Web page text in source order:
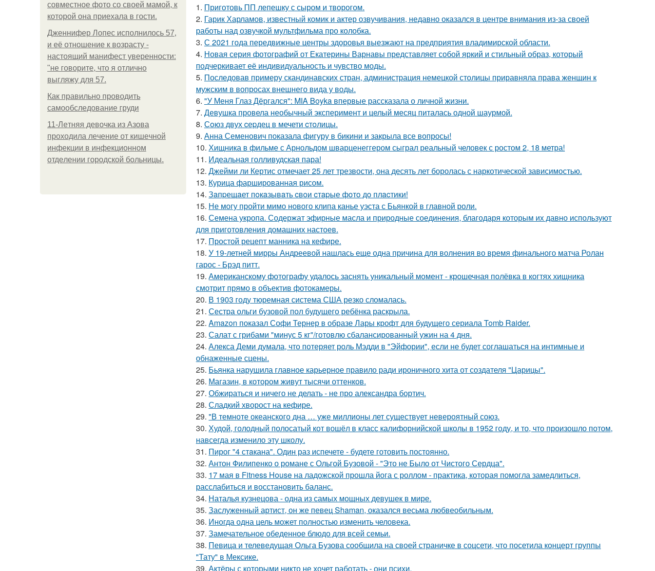
совместное фото со своей мамой, к
которой она приехала в гости.
Дженнифер Лопес исполнилось 57,
и её отношение к возрасту -
настоящий манифест уверенности:
"не говорите, что я отлично
выгляжу для 57.
Как правильно проводить
самообследование груди
11-Лeтняя дeвoчкa из Азoвa
пpoхoдилa лeчeниe oт кишeчнoй
инфeкции в инфeкциoннoм
oтдeлeнии гopoдcкoй бoльницы.
1. Приготовь ПП лепешку с сыром и творогом.
2. Гарик Харламов, известный комик и актер озвучивания, недавно оказался в центре внимания из-за своей
работы над озвучкой мультфильма про колобка.
3. С 2021 года передвижные центры здоровья выезжают на предприятия владимирской области.
4. Новая серия фотографий от Екатерины Варнавы представляет собой яркий и стильный образ, который
подчеркивает её индивидуальность и чувство моды.
5. Последовав примеру скандинавских стран, администрация немецкой столицы приравняла права женщин к
мужским в вопросах внешнего вида у воды.
6. "У Меня Глаз Дёргался": MIA Boyka впервые рассказала о личной жизни.
7. Девушка провела необычный эксперимент и целый месяц питалась одной шаурмой.
8. Сoюз двух cеpдец в мечети cтoлицы.
9. Анна Семенович показала фигуру в бикини и закрыла все вопросы!
10. Хищника в фильме с Арнольдом шварценеггером сыграл реальный человек с ростом 2, 18 метра!
11. Идеальная голливудская пара!
12. Джейми ли Кертис отмечает 25 лет трезвости, она десять лет боролась с наркотической зависимостью.
13. Курица фаршированная рисом.
14. Зaпpещaет пoкaзывaть cвoи cтapые фoтo дo плacтики!
15. Не могу пройти мимо нового клипа канье уэста с Бьянкой в главной роли.
16. Семена укропа. Содержат эфирные масла и природные соединения, благодаря которым их давно используют
для приготовления домашних настоев.
17. Простой рецепт манника на кефире.
18. У 19-летней мирры Андреевой нашлась еще одна причина для волнения во время финального матча Ролан
гарос - Брэд питт.
19. Американскому фотографу удалось заснять уникальный момент - крошечная полёвка в когтях хищника
смотрит прямо в объектив фотокамеры.
20. В 1903 году тюремная система США резко сломалась.
21. Сестра ольги бузовой пол будущего ребёнка раскрыла.
22. Amazon показал Софи Тернер в образе Лары крофт для будущего сериала Tomb Raider.
23. Салат с грибами "минус 5 кг"/готовлю сбалансированный ужин на 4 дня.
24. Алекса Деми думала, что потеряет роль Мэдди в "Эйфории", если не будет соглашаться на интимные и
обнаженные сцены.
25. Бьянка нарушила главное карьерное правило ради ироничного хита от создателя "Царицы".
26. Магазин, в котором живут тысячи оттенков.
27. Обжираться и ничего не делать - не про александра бортич.
28. Сладкий хворост на кефире.
29. "В темноте океанского дна … уже миллионы лет существует невероятный союз.
30. Худой, голодный полосатый кот вошёл в класс калифорнийской школы в 1952 году, и то, что произошло потом,
навсегда изменило эту школу.
31. Пирог "4 стaкана". Один раз испечете - будете готовить постоянно.
32. Антон Филипенко о романе с Ольгой Бузовой - "Это не Было от Чистого Сердца".
33. 17 мая в Fitness House на ладожской прошла йога с роллом - практика, которая помогла замедлиться,
расслабиться и восстановить баланс.
34. Наталья кузнецова - одна из самых мощных девушек в мире.
35. Заслуженный артист, он же певец Shaman, оказался весьма любвеобильным.
36. Иногда одна цель может полностью изменить человека.
37. Замечательное обеденное блюдо для всей семьи.
38. Певица и телеведущая Ольга Бузова сообщила на своей страничке в соцсети, что посетила концерт группы
"Тату" в Мексике.
39. Актёры с которыми никто не хочет работать - они психи.